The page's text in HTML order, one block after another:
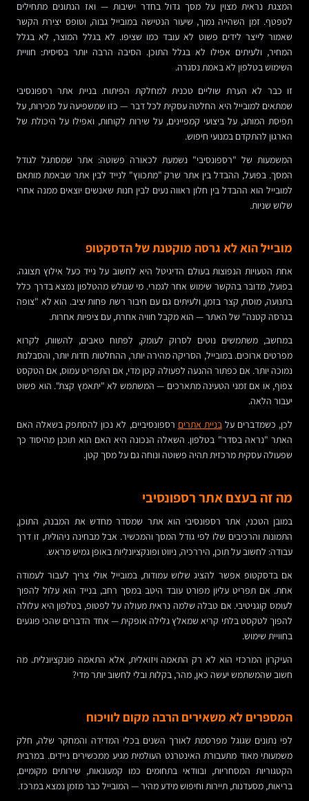
המצגת נראית מצוין על מסך גדול בחדר ישיבות — ואז הנתונים מתחילים
לטפטף. זמן השהייה נמוך, שיעור הנטישה במובייל גבוה, וטופס יצירת הקשר
שאמור לייצר לידים פשוט לא עובד כמו שציפו. לא בגלל המוצר, לא בגלל
המחיר, ולעיתים אפילו לא בגלל התוכן. הסיבה הרבה יותר בסיסית: חוויית
השימוש בטלפון לא באמת נסגרה.
זו כבר לא הערת שוליים טכנית למחלקת הפיתוח. בניית אתר רספונסיבי
שמתאים למובייל היא החלטה עסקית לכל דבר — כזו שמשפיעה על מכירות, על
תפיסת המותג, על ביצועי קמפיינים, על שירות לקוחות, ואפילו על היכולת של
הארגון להתקדם במנועי חיפוש.
המשמעות של "רספונסיבי" נשמעת לכאורה פשוטה: אתר שמסתגל לגודל
המסך. בפועל, ההבדל בין אתר שרק "מתכווץ" לנייד לבין אתר שבאמת מותאם
למובייל הוא ההבדל בין חלון ראווה נעים לבין חנות שאנשים יוצאים ממנה אחרי
שלוש שניות.
מובייל הוא לא גרסה מוקטנת של הדסקטופ
אחת הטעויות הנפוצות בעולם הדיגיטל היא לחשוב על נייד כעל אילוץ תצוגה.
בפועל, מדובר בהקשר שימוש אחר לגמרי. מי שגולש מהטלפון נמצא בדרך כלל
בתנועה, מוסח, קצר בזמן, ולעיתים גם עם חיבור רשת פחות יציב. הוא לא "צופה
בגרסה קטנה" של האתר — הוא מקבל חוויה אחרת, עם ציפיות אחרות.
במחשב, משתמשים נוטים לסרוק לעומק, לפתוח טאבים, להשוות, לקרוא
מפרטים ארוכים. במובייל, הסריקה מהירה יותר, ההחלטות חדות יותר, והסבלנות
נמוכה יותר. אם כפתור ההנעה לפעולה קטן מדי, אם התפריט עמוס, אם הטקסט
צפוף, או אם זמני הטעינה מתארכים — המשתמש לא "יתאמץ קצת". הוא פשוט
יעבור הלאה.
לכן, כשמדברים עלבניית אתרים רספונסיביים, לא נכון להסתפק בשאלה האם
האתר "נראה בסדר" בטלפון. השאלה הנכונה היא האם הוא תוכנן מהיסוד כך
שפעולה עסקית מרכזית תהיה פשוטה ונוחה גם על מסך קטן.
מה זה בעצם אתר רספונסיבי
במובן הטכני, אתר רספונסיבי הוא אתר שמסדר מחדש את המבנה, התוכן,
התמונות והרכיבים שלו לפי גודל המסך והמכשיר. אבל מבחינה ניהולית, זו דרך
עבודה: לחשוב על תוכן, היררכיה, ניווט ופונקציונליות באופן גמיש מראש.
אם בדסקטופ אפשר להציג שלוש עמודות, במובייל אולי צריך לעבור לעמודה
אחת. אם תפריט עליון מפורט עובד היטב במסך רחב, בנייד הוא עלול להפוך
לעומס קוגניטיבי. אם טבלה שלמה נראית מעולה על לפטופ, בטלפון היא עלולה
להפוך לטקסט בלתי קריא שמאלץ גלילה אופקית — אחד הדברים שהכי פוגעים
בחוויית שימוש.
העיקרון המרכזי הוא לא רק התאמה ויזואלית, אלא התאמה פונקציונלית. מה
חשוב שהמשתמש יעשה כאן, מהר, בקלות ובלי לחשוב יותר מדי?
המספרים לא משאירים הרבה מקום לוויכוח
לפי נתונים שגוגל מפרסמת לאורך השנים בכלי המדידה והמחקר שלה, חלק
משמעותי מאוד מתעבורת האינטרנט העולמית מגיע ממכשירים ניידים. במרבית
הקטגוריות המסחריות, ובוודאי בתחומים כמו קמעונאות, שירותים מקומיים,
בריאות, מסעדנות, תיירות וחיפוש מידע מהיר — המובייל כבר מזמן נמצא במרכז.